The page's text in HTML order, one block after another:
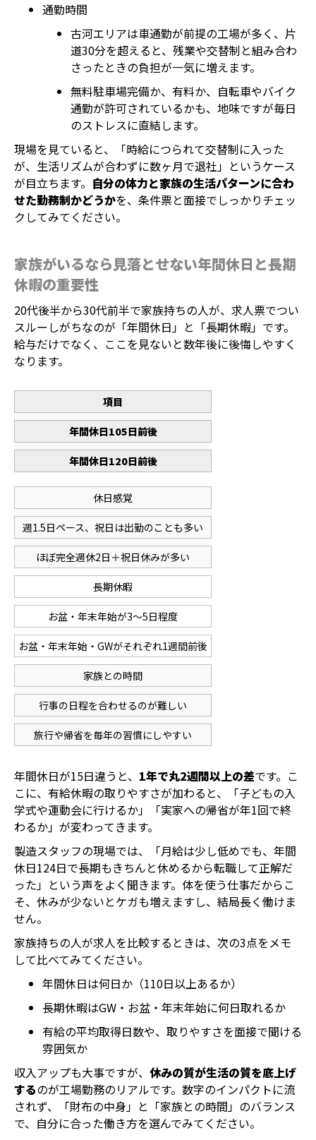
通勤時間
古河エリアは車通勤が前提の工場が多く、片
道30分を超えると、残業や交替制と組み合わ
さったときの負担が一気に増えます。
無料駐車場完備か、有料か、自転車やバイク
通勤が許可されているかも、地味ですが毎日
のストレスに直結します。
現場を見ていると、「時給につられて交替制に入った
が、生活リズムが合わずに数ヶ月で退社」というケース
が目立ちます。 自分の体力と家族の生活パターンに合わ
せた勤務制かどうかを、条件票と面接でしっかりチェッ
クしてみてください。
家族がいるなら見落とせない年間休日と長期
休暇の重要性
20代後半から30代前半で家族持ちの人が、求人票でつい
スルーしがちなのが「年間休日」と「長期休暇」です。
給与だけでなく、ここを見ないと数年後に後悔しやすく
なります。
項目
年間休日105日前後
年間休日120日前後
休日感覚
週1.5日ペース、祝日は出勤のことも多い
ほぼ完全週休2日＋祝日休みが多い
長期休暇
お盆・年末年始が3〜5日程度
お盆・年末年始・GWがそれぞれ1週間前後
家族との時間
行事の日程を合わせるのが難しい
旅行や帰省を毎年の習慣にしやすい
年間休日が15日違うと、 1年で丸2週間以上の差です。こ
こに、有給休暇の取りやすさが加わると、「子どもの入
学式や運動会に行けるか」「実家への帰省が年1回で終
わるか」が変わってきます。
製造スタッフの現場では、「月給は少し低めでも、年間
休日124日で長期もきちんと休めるから転職して正解だ
った」という声をよく聞きます。体を使う仕事だからこ
そ、休みが少ないとケガも増えますし、結局長く働けま
せん。
家族持ちの人が求人を比較するときは、次の3点をメモ
して比べてみてください。
年間休日は何日か（110日以上あるか）
長期休暇はGW・お盆・年末年始に何日取れるか
有給の平均取得日数や、取りやすさを面接で聞ける
雰囲気か
収入アップも大事ですが、 休みの質が生活の質を底上げ
するのが工場勤務のリアルです。数字のインパクトに流
されず、「財布の中身」と「家族との時間」のバランス
で、自分に合った働き方を選んでみてください。